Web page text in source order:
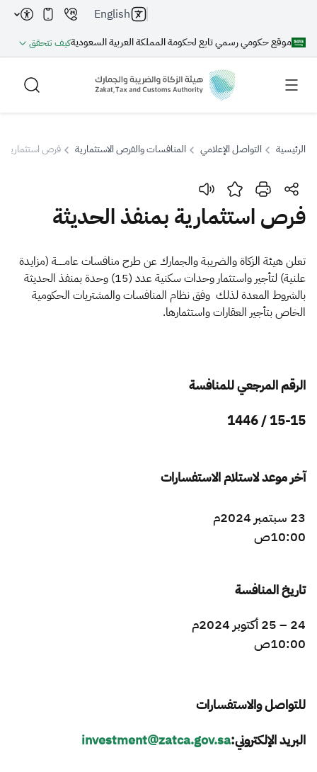
موقع حكومي رسمي تابع لحكومة المملكة العربية السعوديةكيف تتحقق
English
بحث
اقتراحات
الزكاة الجمارك
ضريبة القيمة المضافة
الرئيسية التواصل الإعلامي المنافسات والفرص الاستثمارية فرص استثمارية
فرص استثمارية بمنفذ الحديثة
​​تعلن هيئة الزكاة والضريبة والجمارك عن طرح منافسات عامـــــة (مزايدة
علنية) لتأجير واستثمار وحدات سكنية عدد (15) وحدة بمنفذ الحديثة
بالشروط المعدة لذلك وفق نظام المنافسات والمشتريات الحكومية
الخاص بتأجير العقارات واستثمارها.
الرقم المرجعي للمنافسة
15-15 / 1446
آخر موعد لاستلام الاستفسارات
23 سبتمبر 2024م
10:00ص
تاريخ المنافسة
24 – 25 أكتوبر 2024م
10:00ص ​
للتواصل والاستفسارات
البريد الإلكتروني:
investment@zatca.gov.sa